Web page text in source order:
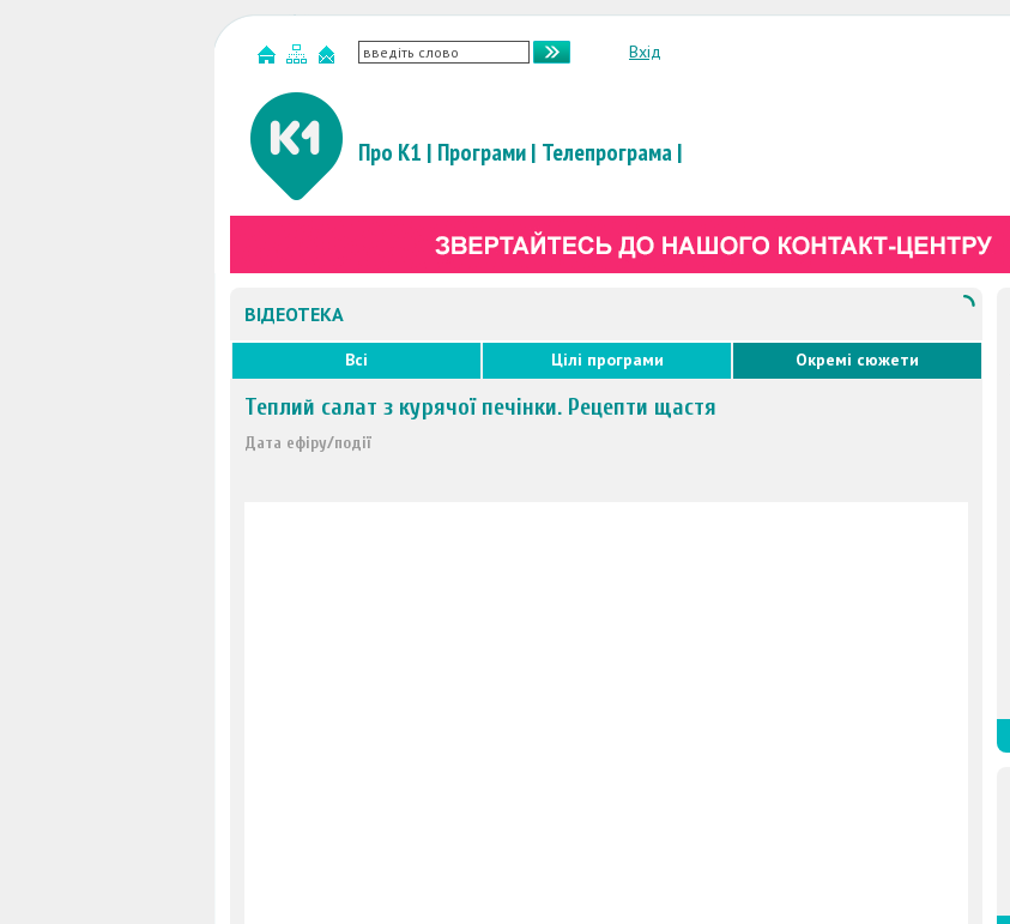
Вхід
Про К1 | Програми| Телепрограма|
ВІДЕОТЕКА
Всі Цілі програми Окремі сюжети
Теплий салат з курячої печінки. Рецепти щастя
Дата ефіру/події